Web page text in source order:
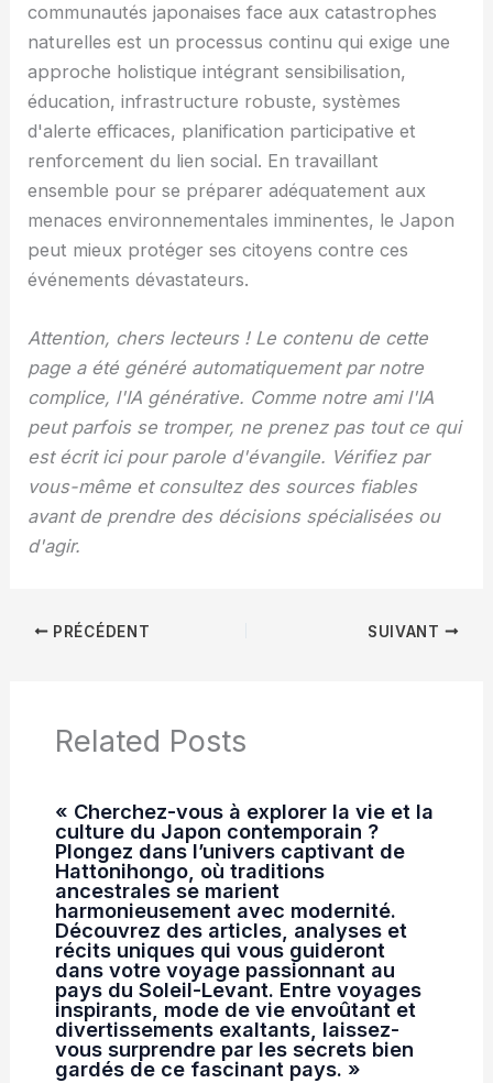
communautés japonaises face aux catastrophes
naturelles est un processus continu qui exige une
approche holistique intégrant sensibilisation,
éducation, infrastructure robuste, systèmes
d'alerte efficaces, planification participative et
renforcement du lien social. En travaillant
ensemble pour se préparer adéquatement aux
menaces environnementales imminentes, le Japon
peut mieux protéger ses citoyens contre ces
événements dévastateurs.
Attention, chers lecteurs ! Le contenu de cette
page a été généré automatiquement par notre
complice, l'IA générative. Comme notre ami l'IA
peut parfois se tromper, ne prenez pas tout ce qui
est écrit ici pour parole d'évangile. Vérifiez par
vous-même et consultez des sources fiables
avant de prendre des décisions spécialisées ou
d'agir.
PRÉCÉDENT SUIVANT
Related Posts
« Cherchez-vous à explorer la vie et la
culture du Japon contemporain ?
Plongez dans l’univers captivant de
Hattonihongo, où traditions
ancestrales se marient
harmonieusement avec modernité.
Découvrez des articles, analyses et
récits uniques qui vous guideront
dans votre voyage passionnant au
pays du Soleil-Levant. Entre voyages
inspirants, mode de vie envoûtant et
divertissements exaltants, laissez-
vous surprendre par les secrets bien
gardés de ce fascinant pays. »